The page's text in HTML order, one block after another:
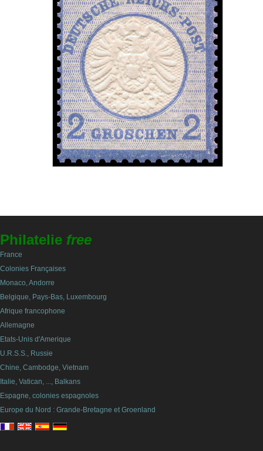
Philatelie free
France
Colonies Françaises
Monaco, Andorre
Belgique, Pays-Bas, Luxembourg
Afrique francophone
Allemagne
Etats-Unis d'Amerique
U.R.S.S., Russie
Chine, Cambodge, Vietnam
Italie, Vatican, ..., Balkans
Espagne, colonies espagnoles
Europe du Nord : Grande-Bretagne et Groenland